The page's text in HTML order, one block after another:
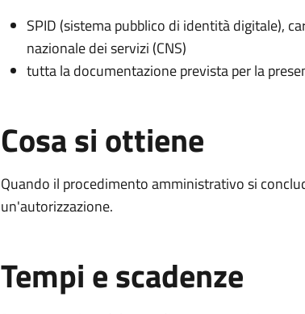
SPID (sistema pubblico di identità digitale),
nazionale dei servizi (CNS)
tutta la documentazione prevista per la
Cosa si ottiene
Quando il procedimento amministrativo si
un'autorizzazione.
Tempi e scadenze